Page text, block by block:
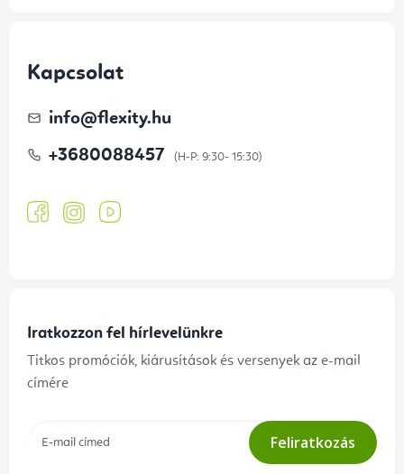
Kapcsolat
info@flexity.hu
+3680088457
Iratkozzon fel hírlevelünkre
Titkos promóciók, kiárusítások és versenyek az e-mail
címére
Feliratkozás